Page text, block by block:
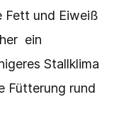
Fett und Eiweiß
ein
Stallklima
Fütterung rund